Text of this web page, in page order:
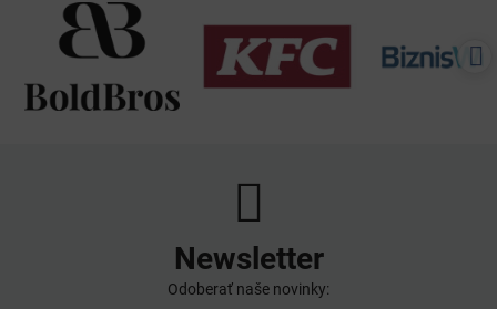
Newsletter
Odoberať naše novinky: